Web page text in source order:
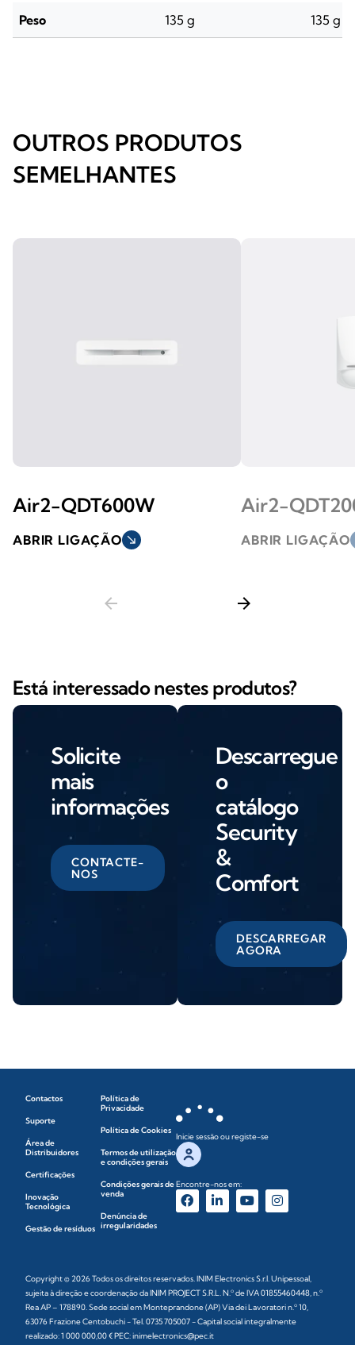
Peso 135 g 135 g
OUTROS PRODUTOS
SEMELHANTES
Air2-QDT600W
ABRIR LIGAÇÃO south_east
Air2-
ABRIR LIGAÇÃO
arrow_back arrow_forward
Está interessado nestes produtos?
Solicite
mais
informações
CONTACTE-
NOS
Descarregue
o
catálogo
Security
&
Comfort
DESCARREGAR
AGORA
Contactos
Suporte
Área de
Distribuidores
Certificações
Inovação
Tecnológica
Gestão de resíduos
Política de
Privacidade
Política de Cookies
Termos de utilização
e condições gerais
Condições gerais de
venda
Denúncia de
irregularidades
Inicie sessão ou registe-se
Encontre-nos em:
Copyright © 2026 Todos os direitos reservados. INIM Electronics S.r.l. Unipessoal,
sujeita à direção e coordenação da INIM PROJECT S.R.L. N.º de IVA 01855460448, n.º
Rea AP – 178890. Sede social em Monteprandone (AP) Via dei Lavoratori n.º 10,
63076 Frazione Centobuchi - Tel. 0735 705007 - Capital social integralmente
realizado: 1 000 000,00 € PEC: inimelectronics@pec.it